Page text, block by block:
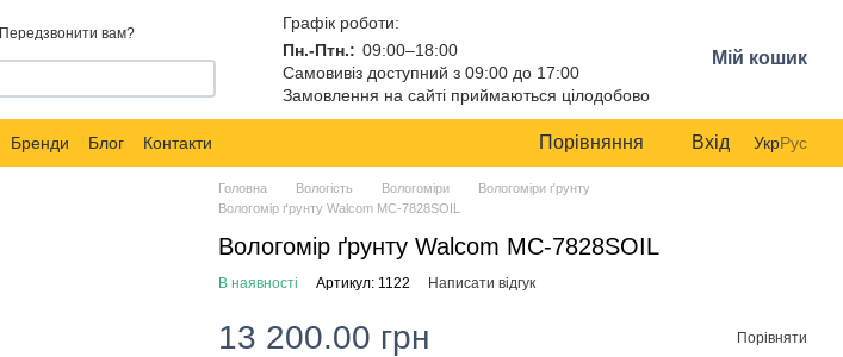
Передзвонити вам?
Графік роботи:
Пн.-Птн.: 09:00–18:00
Самовивіз доступний з 09:00 до 17:00
Замовлення на сайті приймаються цілодобово
Мій кошик
Бренди Блог Контакти Порівняння Вхід УкрРус
Головна Вологість Вологоміри
Вологоміри ґрунту
Вологомір ґрунту Walcom MC-7828SOIL
Вологомір ґрунту Walcom MC-7828SOIL
В наявності Артикул: 1122 Написати відгук
13 200.00 грн Порівняти